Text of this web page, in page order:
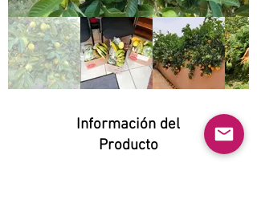
Información del
Producto